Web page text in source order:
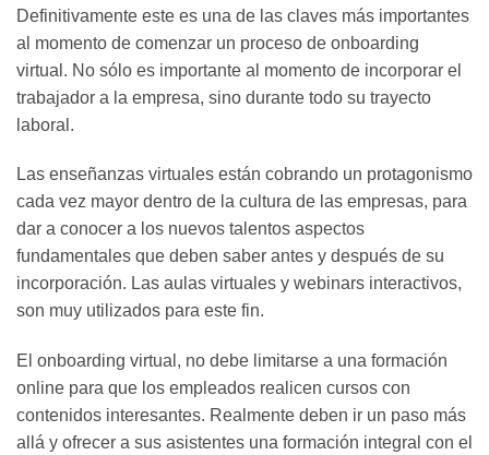
Definitivamente este es una de las claves más importantes
al momento de comenzar un proceso de onboarding
virtual. No sólo es importante al momento de incorporar el
trabajador a la empresa, sino durante todo su trayecto
laboral.
Las enseñanzas virtuales están cobrando un protagonismo
cada vez mayor dentro de la cultura de las empresas, para
dar a conocer a los nuevos talentos aspectos
fundamentales que deben saber antes y después de su
incorporación. Las aulas virtuales y webinars interactivos,
son muy utilizados para este fin.
El onboarding virtual, no debe limitarse a una formación
online para que los empleados realicen cursos con
contenidos interesantes. Realmente deben ir un paso más
allá y ofrecer a sus asistentes una formación integral con el